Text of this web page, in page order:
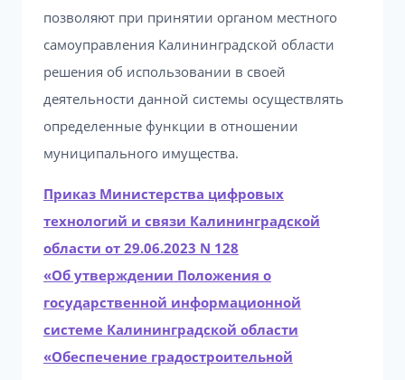
позволяют при принятии органом местного
самоуправления Калининградской области
решения об использовании в своей
деятельности данной системы осуществлять
определенные функции в отношении
муниципального имущества.
Приказ Министерства цифровых
технологий и связи Калининградской
области от 29.06.2023 N 128
«Об утверждении Положения о
государственной информационной
системе Калининградской области
«Обеспечение градостроительной